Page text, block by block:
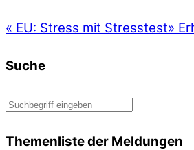
« EU: Stress mit Stresstest»
Suche
Themenliste der Meldungen